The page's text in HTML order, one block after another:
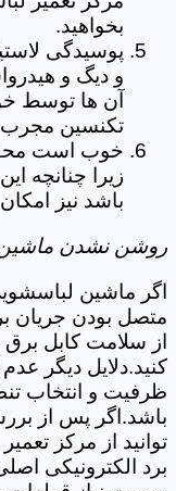
بخواهید.
پوسیدگی
و دیگ و
آن ها توسط
تکنسین مجرب
خوب است
زیرا چنانچه
باشد نیز
روشن نشدن ماشین
اگر ماشین
متصل بودن جریان
از سلامت کابل
کنید.دلایل دیگر
ظرفیت و انتخاب
باشد.اگر پس از
توانید از مرکز
برد الکترونیکی